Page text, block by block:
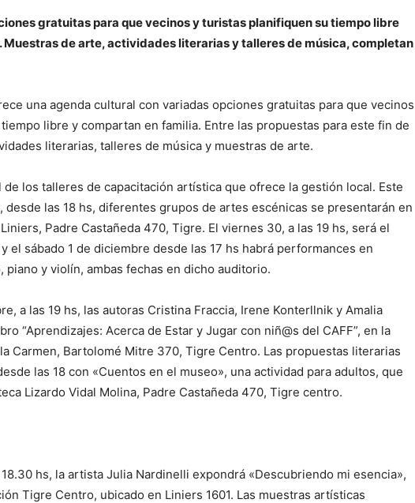
gratuitas para que vecinos y turistas planifiquen su tiempo libre
Muestras de arte, actividades literarias y talleres de música, completan
una agenda cultural con variadas opciones gratuitas para que vecinos
libre y compartan en familia. Entre las propuestas para este fin de
literarias, talleres de música y muestras de arte.
los talleres de capacitación artística que ofrece la gestión local. Este
desde las 18 hs, diferentes grupos de artes escénicas se presentarán en
Padre Castañeda 470, Tigre. El viernes 30, a las 19 hs, será el
el sábado 1 de diciembre desde las 17 hs habrá performances en
piano y violín, ambas fechas en dicho auditorio.
a las 19 hs, las autoras Cristina Fraccia, Irene Konterllnik y Amalia
“Aprendizajes: Acerca de Estar y Jugar con niñ@s del CAFF”, en la
Carmen, Bartolomé Mitre 370, Tigre Centro. Las propuestas literarias
las 18 con «Cuentos en el museo», una actividad para adultos, que
Lizardo Vidal Molina, Padre Castañeda 470, Tigre centro.
hs, la artista Julia Nardinelli expondrá «Descubriendo mi esencia»,
Tigre Centro, ubicado en Liniers 1601. Las muestras artísticas